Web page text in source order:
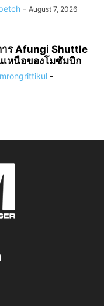
- August 7, 2026
าร Afungi Shuttle
เหนือของโมซัมบิก
-